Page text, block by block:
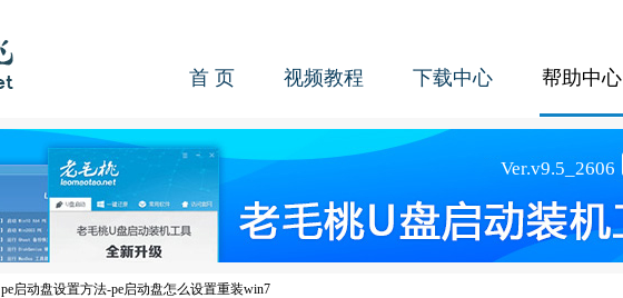
首 页 视频教程 下载中心 帮助中心
pe启动盘设置方法-pe启动盘怎么设置重装win7